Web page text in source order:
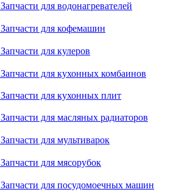
Запчасти для водонагревателей
Запчасти для кофемашин
Запчасти для кулеров
Запчасти для кухонных комбаинов
Запчасти для кухонных плит
Запчасти для масляных радиаторов
Запчасти для мультиварок
Запчасти для мясорубок
Запчасти для посудомоечных машин